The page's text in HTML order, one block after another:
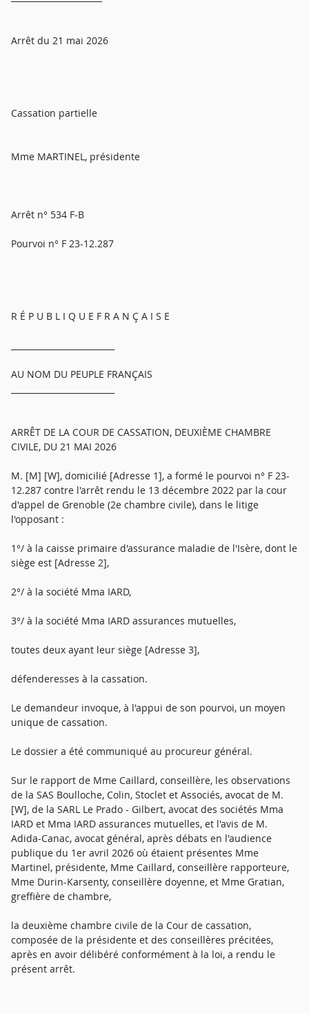
Arrêt du 21 mai 2026
Cassation partielle
Mme MARTINEL, présidente
Arrêt n° 534 F-B
Pourvoi n° F 23-12.287
R É P U B L I Q U E F R A N Ç A I S E
AU NOM DU PEUPLE FRANÇAIS
ARRÊT DE LA COUR DE CASSATION, DEUXIÈME CHAMBRE
CIVILE, DU 21 MAI 2026
M. [M] [W], domicilié [Adresse 1], a formé le pourvoi n° F 23-
12.287 contre l'arrêt rendu le 13 décembre 2022 par la cour
d'appel de Grenoble (2e chambre civile), dans le litige
l'opposant :
1°/ à la caisse primaire d'assurance maladie de l'Isère, dont le
siège est [Adresse 2],
2°/ à la société Mma IARD,
3°/ à la société Mma IARD assurances mutuelles,
toutes deux ayant leur siège [Adresse 3],
défenderesses à la cassation.
Le demandeur invoque, à l'appui de son pourvoi, un moyen
unique de cassation.
Le dossier a été communiqué au procureur général.
Sur le rapport de Mme Caillard, conseillère, les observations
de la SAS Boulloche, Colin, Stoclet et Associés, avocat de M.
[W], de la SARL Le Prado - Gilbert, avocat des sociétés Mma
IARD et Mma IARD assurances mutuelles, et l'avis de M.
Adida-Canac, avocat général, après débats en l'audience
publique du 1er avril 2026 où étaient présentes Mme
Martinel, présidente, Mme Caillard, conseillère rapporteure,
Mme Durin-Karsenty, conseillère doyenne, et Mme Gratian,
greffière de chambre,
la deuxième chambre civile de la Cour de cassation,
composée de la présidente et des conseillères précitées,
après en avoir délibéré conformément à la loi, a rendu le
présent arrêt.